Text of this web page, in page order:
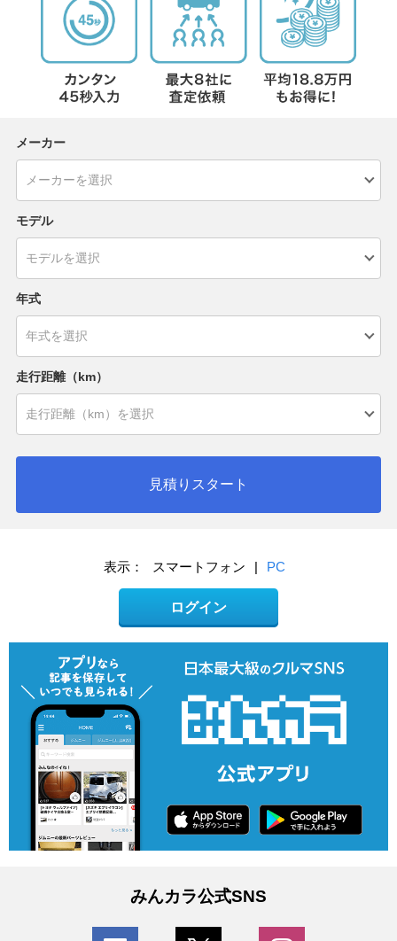
メーカー
モデル
年式
走行距離（km）
見積りスタート
表示： スマートフォン PC
ログイン
みんカラ公式SNS